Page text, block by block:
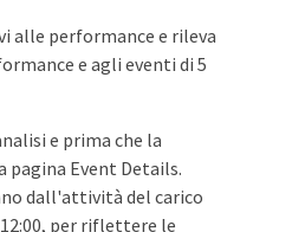
alle performance e rileva
e agli eventi di 5
e prima che la
pagina Event Details.
dall'attività del carico
per riflettere le